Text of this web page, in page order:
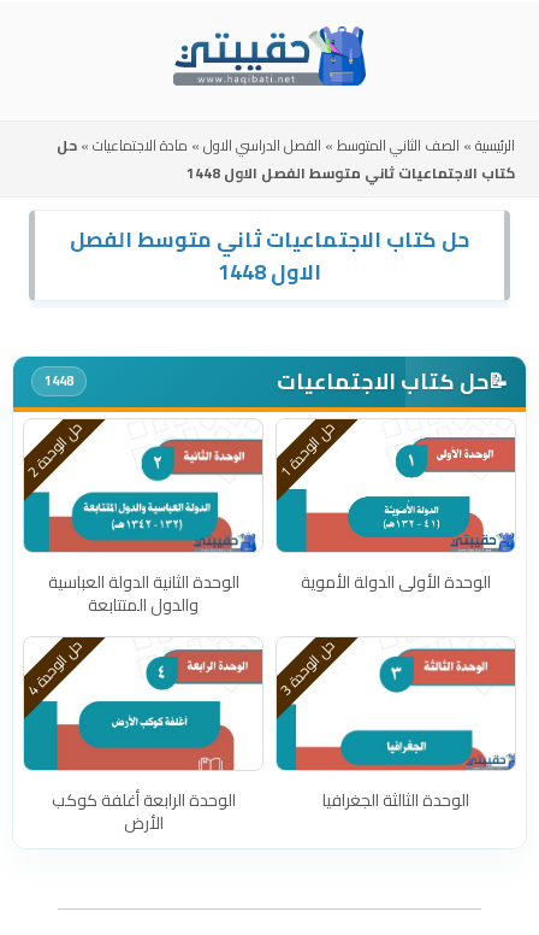
الرئيسية» الصف الثاني المتوسط» الفصل الدراسي الاول» مادة الاجتماعيات»حل
كتاب الاجتماعيات ثاني متوسط الفصل الاول 1448
حل كتاب الاجتماعيات ثاني متوسط الفصل
الاول 1448
📝حل كتاب الاجتماعيات 1448
ح
ل
ا
ل
و
ح
د
ة
1
الوحدة الأولى الدولة الأموية
ح
ل
ا
ل
و
ح
د
ة
2
الوحدة الثانية الدولة العباسية
والدول المتتابعة
ح
ل
ا
ل
و
ح
د
ة
3
الوحدة الثالثة الجغرافيا
ح
ل
ا
ل
و
ح
د
ة
4
الوحدة الرابعة أغلفة كوكب
الأرض